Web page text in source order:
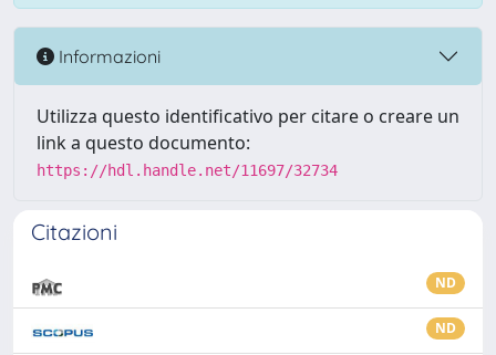
Informazioni
Utilizza questo identificativo per citare o creare un
link a questo documento:
https://hdl.handle.net/11697/32734
Citazioni
ND
ND